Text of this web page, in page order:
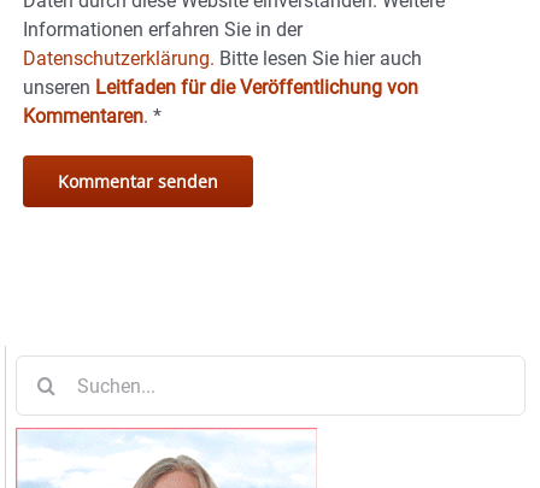
Informationen erfahren Sie in der
Datenschutzerklärung. Bitte lesen Sie hier auch
unseren Leitfaden für die Veröffentlichung von
Kommentaren. *
nach: